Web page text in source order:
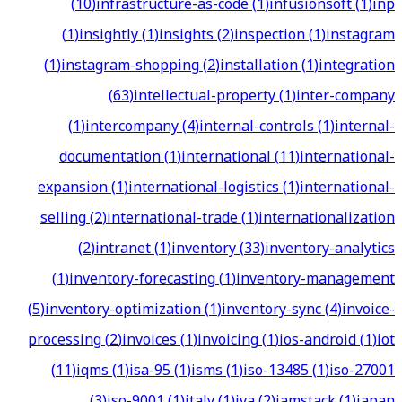
(1)insightly(1)insights(2)inspection(1)instagram
(1)instagram-shopping(2)installation(1)integration
(63)intellectual-property(1)inter-company
(1)intercompany(4)internal-controls(1)internal-
documentation(1)international(11)international-
expansion(1)international-logistics(1)international-
selling(2)international-trade(1)internationalization
(2)intranet(1)inventory(33)inventory-analytics
(1)inventory-forecasting(1)inventory-management
(5)inventory-optimization(1)inventory-sync(4)invoice-
processing(2)invoices(1)invoicing(1)ios-android(1)iot
(11)iqms(1)isa-95(1)isms(1)iso-13485(1)iso-27001